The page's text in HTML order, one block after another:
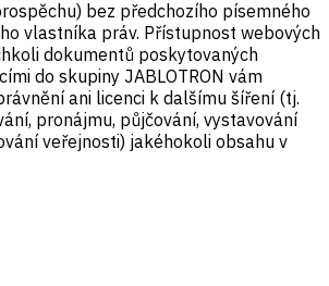
bez předchozího písemného
vlastníka práv. Přístupnost webových
dokumentů poskytovaných
do skupiny JABLOTRON vám
ani licenci k dalšímu šíření (tj.
pronájmu, půjčování, vystavování
veřejnosti) jakéhokoli obsahu v